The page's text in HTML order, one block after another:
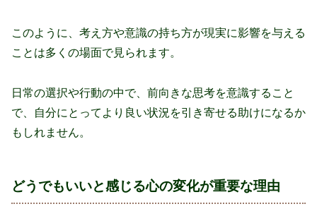
このように、考え方や意識の持ち方が現実に影響を与える
ことは多くの場面で見られます。
日常の選択や行動の中で、前向きな思考を意識すること
で、自分にとってより良い状況を引き寄せる助けになるか
もしれません。
どうでもいいと感じる心の変化が重要な理由